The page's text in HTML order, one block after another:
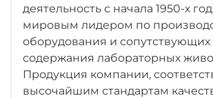
ИСТОЧНИК
(ИБП)
Безопасность для животных,
исследования
деятельность с начала 1950-х
мировым лидером по
оборудования и сопутствующих
содержания лабораторных
Продукция компании,
высочайшим стандартам